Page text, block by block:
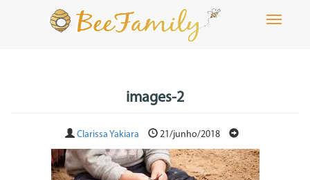
Toggle
images-2
Clarissa Yakiara 21/junho/2018